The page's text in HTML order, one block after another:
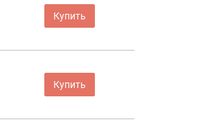
Купить
Купить